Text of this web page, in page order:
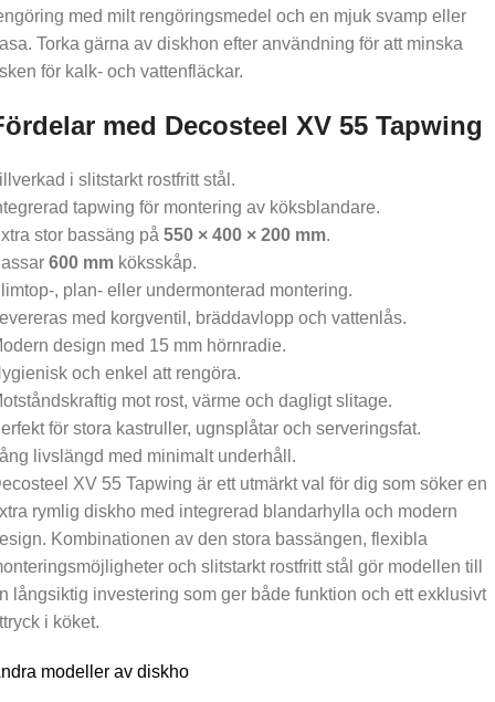
med milt rengöringsmedel och en mjuk svamp eller
Torka gärna av diskhon efter användning för att minska
för kalk- och vattenfläckar.
med Decosteel XV 55 Tapwing
i slitstarkt rostfritt stål.
tapwing för montering av köksblandare.
stor bassäng på 550 × 400 × 200 mm.
600 mm köksskåp.
, plan- eller undermonterad montering.
med korgventil, bräddavlopp och vattenlås.
design med 15 mm hörnradie.
och enkel att rengöra.
mot rost, värme och dagligt slitage.
för stora kastruller, ugnsplåtar och serveringsfat.
livslängd med minimalt underhåll.
XV 55 Tapwing är ett utmärkt val för dig som söker en
rymlig diskho med integrerad blandarhylla och modern
Kombinationen av den stora bassängen, flexibla
och slitstarkt rostfritt stål gör modellen till
långsiktig investering som ger både funktion och ett exklusivt
i köket.
modeller av diskho